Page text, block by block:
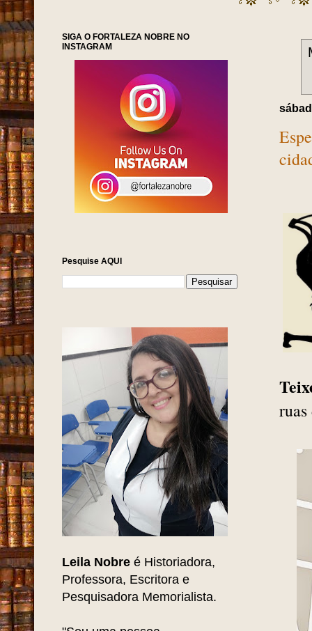
SIGA O FORTALEZA NOBRE NO
INSTAGRAM
Pesquise AQUI
Leila Nobre é Historiadora,
Professora, Escritora e
Pesquisadora Memorialista.